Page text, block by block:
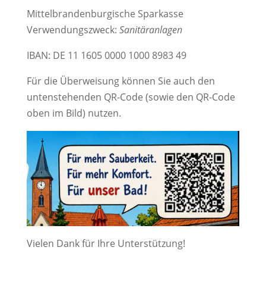
Mittelbrandenburgische Sparkasse
Verwendungszweck: Sanitäranlagen
IBAN: DE 11 1605 0000 1000 8983 49
Für die Überweisung können Sie auch den
untenstehenden QR-Code (sowie den QR-Code
oben im Bild) nutzen.
Vielen Dank für Ihre Unterstützung!